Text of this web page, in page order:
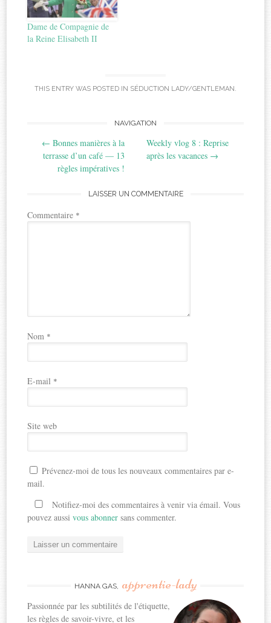
Dame de Compagnie de
la Reine Elisabeth II
THIS ENTRY WAS POSTED IN SÉDUCTION LADY/GENTLEMAN.
navigation
NAVIGATION
← Bonnes manières à la
terrasse d’un café — 13
règles impératives !
Weekly vlog 8 : Reprise
après les vacances →
LAISSER UN COMMENTAIRE
Commentaire *
Nom *
E-mail *
Site web
Prévenez-moi de tous les nouveaux commentaires par e-
mail.
Notifiez-moi des commentaires à venir via émail. Vous
pouvez aussivous abonner sans commenter.
HANNA GAS, apprentie-lady
Passionnée par les subtilités de l'étiquette,
les règles de savoir-vivre, et les